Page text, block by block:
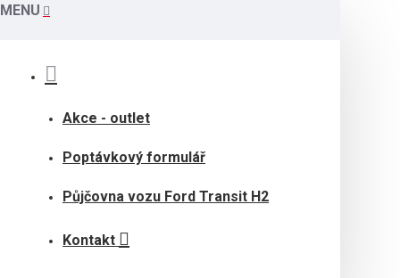
MENU
Akce - outlet
Poptávkový formulář
Půjčovna vozu Ford Transit H2
Kontakt